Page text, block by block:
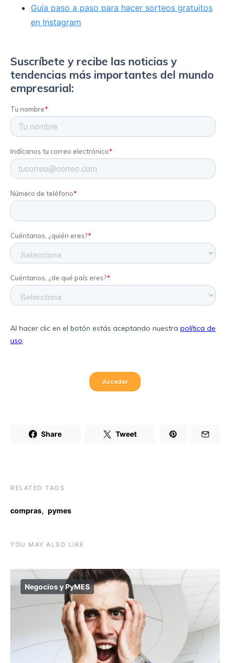
Guía paso a paso para hacer sorteos gratuitos
en Instagram
Share Tweet
RELATED TAGS
compras, pymes
YOU MAY ALSO LIKE
Negocios y PyMES